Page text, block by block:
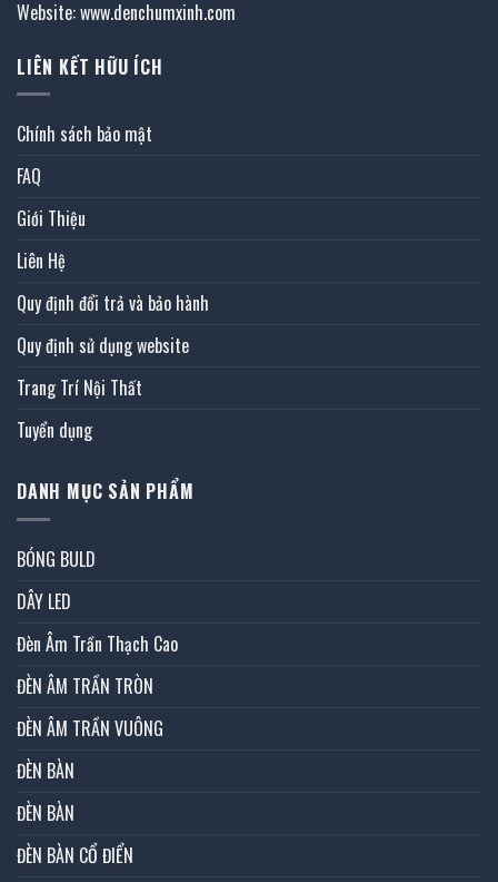
Website: www.denchumxinh.com
LIÊN KẾT HỮU ÍCH
Chính sách bảo mật
FAQ
Giới Thiệu
Liên Hệ
Quy định đổi trả và bảo hành
Quy định sử dụng website
Trang Trí Nội Thất
Tuyển dụng
DANH MỤC SẢN PHẨM
BÓNG BULD
DÂY LED
Đèn Âm Trần Thạch Cao
ĐÈN ÂM TRẦN TRÒN
ĐÈN ÂM TRẦN VUÔNG
ĐÈN BÀN
ĐÈN BÀN
ĐÈN BÀN CỔ ĐIỂN